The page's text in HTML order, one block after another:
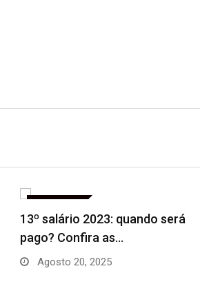
13º salário 2023: quando será
pago? Confira as…
Agosto 20, 2025